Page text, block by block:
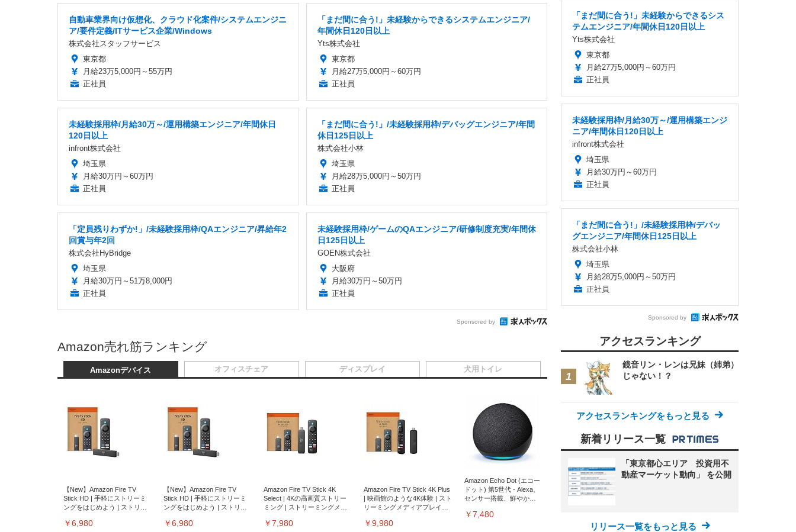
自動車業界向け仮想化、クラウド化案件/システムエンジニ
ア/要件定義/ITサービス企業/Windows
株式会社スタッフサービス
東京都
月給23万5,000円～55万円
正社員
「まだ間に合う!」未経験からできるシステムエンジニア/
年間休日120日以上
Yts株式会社
東京都
月給27万5,000円～60万円
正社員
未経験採用枠/月給30万～/運用構築エンジニア/年間休日
120日以上
infront株式会社
埼玉県
月給30万円～60万円
正社員
「まだ間に合う!」/未経験採用枠/デバッグエンジニア/年間
休日125日以上
株式会社小林
埼玉県
月給28万5,000円～50万円
正社員
「定員残りわずか!」/未経験採用枠/QAエンジニア/昇給年2
回賞与年2回
株式会社HyBridge
埼玉県
月給30万円～51万8,000円
正社員
未経験採用枠/ゲームのQAエンジニア/研修制度充実/年間休
日125日以上
GOEN株式会社
大阪府
月給30万円～50万円
正社員
Sponsored by
Amazon売れ筋ランキング
Amazonデバイス
【New】Amazon Fire TV
Stick HD | 手軽にストリーミ
ングをはじめよう | ストリー
￥6,980
【New】Amazon Fire TV
Stick HD | 手軽にストリーミ
ングをはじめよう | ストリー
￥6,980
Amazon Fire TV Stick 4K
Select | 4Kの高画質ストリー
ミング | ストリーミングメデ
￥7,980
Amazon Fire TV Stick 4K Plus
| 映画館のような4K体験 | スト
リーミングメディアプレイヤ
￥9,980
Amazon Echo Dot (エコー
ドット) 第5世代 - Alexa、
センサー搭載、鮮やかな
￥7,480
オフィスチェア ディスプレイ 犬用トイレ
「まだ間に合う!」未経験からできるシス
テムエンジニア/年間休日120日以上
Yts株式会社
東京都
月給27万5,000円～60万円
正社員
未経験採用枠/月給30万～/運用構築エンジ
ニア/年間休日120日以上
infront株式会社
埼玉県
月給30万円～60万円
正社員
「まだ間に合う!」/未経験採用枠/デバッ
グエンジニア/年間休日125日以上
株式会社小林
埼玉県
月給28万5,000円～50万円
正社員
Sponsored by
アクセスランキング
鏡音リン・レンは兄妹（姉弟）
じゃない！？
アクセスランキングをもっと見る
新着リリース一覧
「東京都心エリア 投資用不
動産マーケット動向」 を公開
リリース一覧をもっと見る